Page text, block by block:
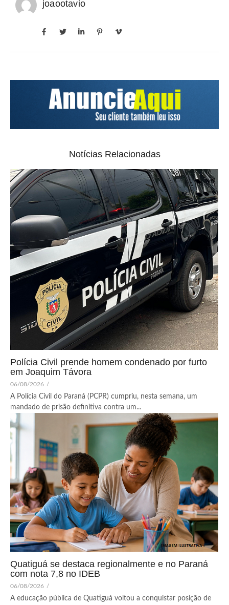
joaootavio
Notícias Relacionadas
Polícia Civil prende homem condenado por furto
em Joaquim Távora
06/08/2026 /
A Polícia Civil do Paraná (PCPR) cumpriu, nesta semana, um
mandado de prisão definitiva contra um...
Quatiguá se destaca regionalmente e no Paraná
com nota 7,8 no IDEB
06/08/2026 /
A educação pública de Quatiguá voltou a conquistar posição de